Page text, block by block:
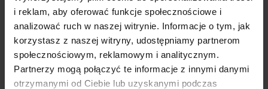
i reklam, aby oferować funkcje społecznościowe i
analizować ruch w naszej witrynie. Informacje o tym, jak
korzystasz z naszej witryny, udostępniamy partnerom
społecznościowym, reklamowym i analitycznym.
Partnerzy mogą połączyć te informacje z innymi danymi
otrzymanymi od Ciebie lub uzyskanymi podczas
Google Discover: czym jest i jak działa?